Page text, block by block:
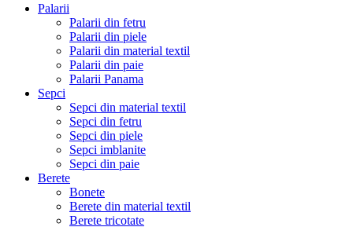
Palarii
Palarii din fetru
Palarii din piele
Palarii din material textil
Palarii din paie
Palarii Panama
Sepci
Sepci din material textil
Sepci din fetru
Sepci din piele
Sepci imblanite
Sepci din paie
Berete
Bonete
Berete din material textil
Berete tricotate